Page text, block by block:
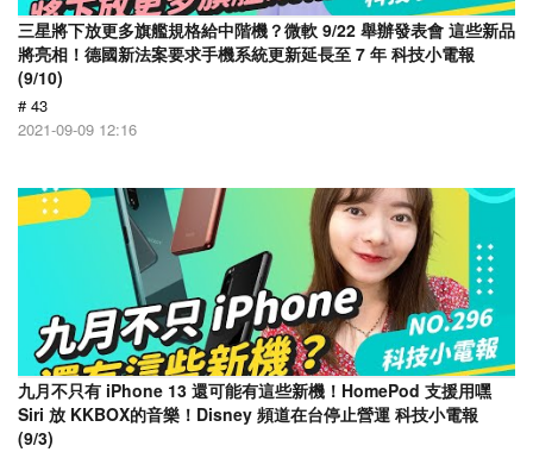
三星將下放更多旗艦規格給中階機？微軟 9/22 舉辦發表會 這些新品
將亮相！德國新法案要求手機系統更新延長至 7 年 科技小電報
(9/10)
# 43
2021-09-09 12:16
九月不只有 iPhone 13 還可能有這些新機！HomePod 支援用嘿
Siri 放 KKBOX的音樂！Disney 頻道在台停止營運 科技小電報
(9/3)